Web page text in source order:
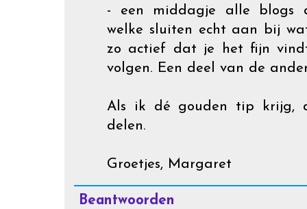
- een middagje alle blogs
welke sluiten echt aan bij
zo actief dat je het fijn
volgen. Een deel van de
Als ik dé gouden tip krijg,
delen.
Groetjes, Margaret
Beantwoorden